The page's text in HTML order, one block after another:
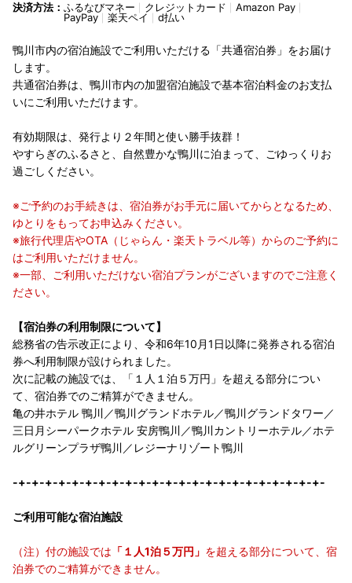
決済方法： ふるなびマネー クレジットカード
Amazon Pay
PayPay
楽天ペイ d払い
鴨川市内の宿泊施設でご利用いただける「共通宿泊券」をお届け
します。
共通宿泊券は、鴨川市内の加盟宿泊施設で基本宿泊料金のお支払
いにご利用いただけます。
有効期限は、発行より２年間と使い勝手抜群！
やすらぎのふるさと、自然豊かな鴨川に泊まって、ごゆっくりお
過ごしください。
※ご予約のお手続きは、宿泊券がお手元に届いてからとなるため、
ゆとりをもってお申込みください。
※旅行代理店やOTA（じゃらん・楽天トラベル等）からのご予約に
はご利用いただけません。
※一部、ご利用いただけない宿泊プランがございますのでご注意く
ださい。
【宿泊券の利用制限について】
総務省の告示改正により、令和6年10月1日以降に発券される宿泊
券へ利用制限が設けられました。
次に記載の施設では、「１人１泊５万円」を超える部分につい
て、宿泊券でのご精算ができません。
亀の井ホテル 鴨川／鴨川グランドホテル／鴨川グランドタワー／
三日月シーパークホテル 安房鴨川／鴨川カントリーホテル／ホテ
ルグリーンプラザ鴨川／レジーナリゾート鴨川
-+-+-+-+-+-+-+-+-+-+-+-+-+-+-+-+-+-+-+-+-+-+-+-
ご利用可能な宿泊施設
（注）付の施設では 「１人1泊５万円」 を超える部分について、宿
泊券でのご精算ができません。